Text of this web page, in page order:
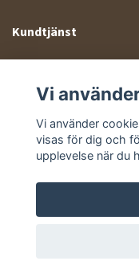
Kundtjänst
Sociala medier
Vi
Vi använder
visas för dig och
upplevelse när du